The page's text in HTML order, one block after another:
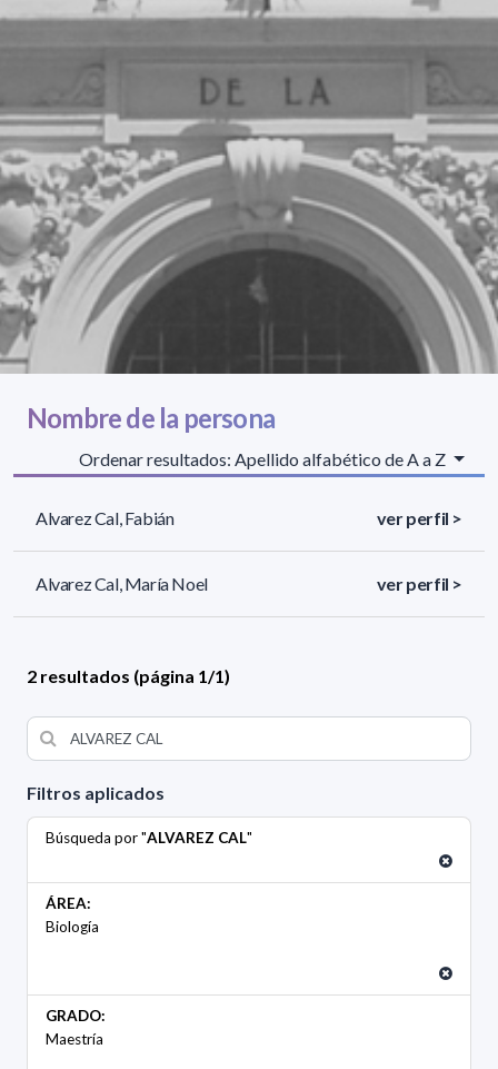
Filtros aplicados
Búsqueda por "ALVAREZ CAL"
ÁREA:
Biología
GRADO:
Maestría
Nombre de la persona
Ordenar resultados: Apellido alfabético de A a Z
Alvarez Cal, Fabián ver perfil >
Alvarez Cal, María Noel ver perfil >
2 resultados (página 1/1)